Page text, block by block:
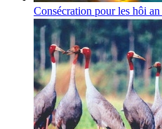
Consécration pour les hôi